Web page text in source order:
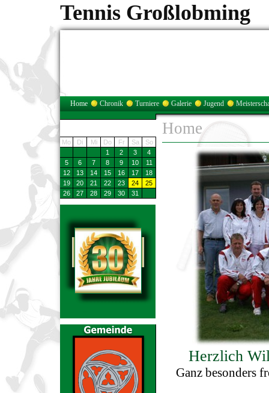
Tennis Großlobming
Home Chronik Turniere Galerie Jugend
Mo
Di Mi Do Fr Sa
So
1
2 3
4
5
6 7 8 9 10
11
12
13 14 15 16 17
18
19
20 21 22 23 24
25
26
27 28 29 30 31
Home
Herzlich
Ganz besonders